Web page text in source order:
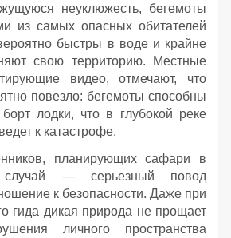
неуклюжесть, бегемоты
из самых опасных обитателей
быстры в воде и крайне
свою территорию. Местные
видео, отмечают, что
повезло: бегемоты способны
борт лодки, что в глубокой реке
к катастрофе.
планирующих сафари в
— серьезный повод
к безопасности. Даже при
гида дикая природа не прощает
личного пространства